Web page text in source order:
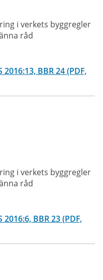
i verkets byggregler
råd
BBR 24 (PDF,
i verkets byggregler
råd
BBR 23 (PDF,